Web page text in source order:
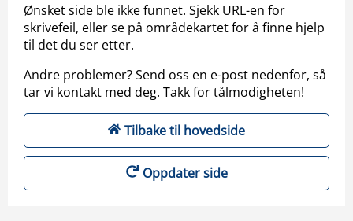
Ønsket side ble ikke funnet. Sjekk URL-en for
skrivefeil, eller se på områdekartet for å finne hjelp
til det du ser etter.
Andre problemer? Send oss en e-post nedenfor, så
tar vi kontakt med deg. Takk for tålmodigheten!
Tilbake til hovedside
Oppdater side